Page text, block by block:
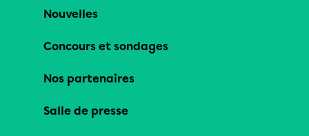
Nouvelles
Concours et sondages
Nos partenaires
Salle de presse